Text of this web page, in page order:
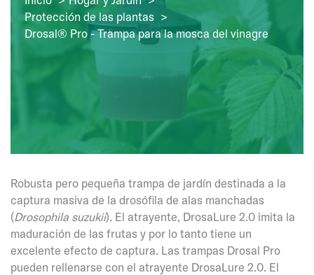
Protección de las plantas
Drosal® Pro - Trampa para la mosca del vinagre
Robusta pero pequeña trampa de jardín destinada a la
captura masiva de la drosófila de alas manchadas
(Drosophila suzukii). El atrayente, DrosaLure 2.0 imita la
maduración de las frutas y por lo tanto tiene un
excelente efecto de captura. Las trampas Drosal Pro
pueden rellenarse con el atrayente DrosaLure 2.0. El